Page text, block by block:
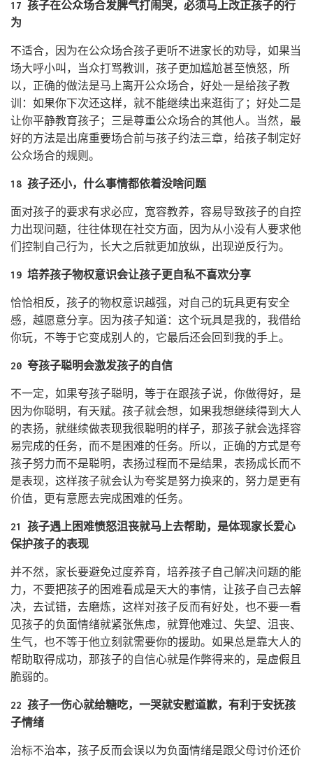
17 孩子在公众场合发脾气打闹哭，必须马上改正孩子的行
为
不适合，因为在公众场合孩子更听不进家长的劝导，如果当
场大呼小叫，当众打骂教训，孩子更加尴尬甚至愤怒，所
以，正确的做法是马上离开公众场合，好处一是给孩子教
训：如果你下次还这样，就不能继续出来逛街了；好处二是
让你平静教育孩子；三是尊重公众场合的其他人。当然，最
好的方法是出席重要场合前与孩子约法三章，给孩子制定好
公众场合的规则。
18 孩子还小，什么事情都依着没啥问题
面对孩子的要求有求必应，宽容教养，容易导致孩子的自控
力出现问题，往往体现在社交方面，因为从小没有人要求他
们控制自己行为，长大之后就更加放纵，出现逆反行为。
19 培养孩子物权意识会让孩子更自私不喜欢分享
恰恰相反，孩子的物权意识越强，对自己的玩具更有安全
感，越愿意分享。因为孩子知道：这个玩具是我的，我借给
你玩，不等于它变成别人的，它最后还会回到我的手上。
20 夸孩子聪明会激发孩子的自信
不一定，如果夸孩子聪明，等于在跟孩子说，你做得好，是
因为你聪明，有天赋。孩子就会想，如果我想继续得到大人
的表扬，就继续做表现我很聪明的样子，那孩子就会选择容
易完成的任务，而不是困难的任务。所以，正确的方式是夸
孩子努力而不是聪明，表扬过程而不是结果，表扬成长而不
是表现，这样孩子就会认为夸奖是努力换来的，努力是更有
价值，更有意愿去完成困难的任务。
21 孩子遇上困难愤怒沮丧就马上去帮助，是体现家长爱心
保护孩子的表现
并不然，家长要避免过度养育，培养孩子自己解决问题的能
力，不要把孩子的困难看成是天大的事情，让孩子自己去解
决，去试错，去磨炼，这样对孩子反而有好处，也不要一看
见孩子的负面情绪就紧张焦虑，就算他难过、失望、沮丧、
生气，也不等于他立刻就需要你的援助。如果总是靠大人的
帮助取得成功，那孩子的自信心就是作弊得来的，是虚假且
脆弱的。
22 孩子一伤心就给糖吃，一哭就安慰道歉，有利于安抚孩
子情绪
治标不治本，孩子反而会误以为负面情绪是跟父母讨价还价